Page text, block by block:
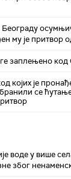
Београду
му је притвор
заплењено
којих је
се
воде у више
због